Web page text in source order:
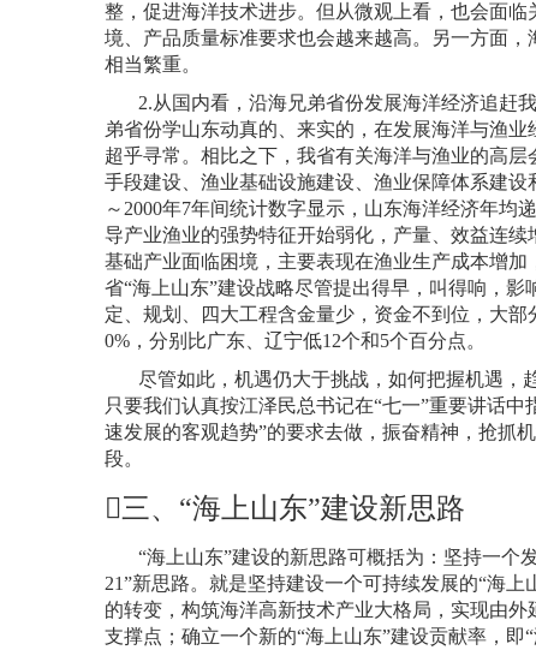
整，促进海洋技术进步。但从微观上看，也会面
境、产品质量标准要求也会越来越高。另一方面
相当繁重。
2.从国内看，沿海兄弟省份发展海洋经济追赶
弟省份学山东动真的、来实的，在发展海洋与渔
超乎寻常。相比之下，我省有关海洋与渔业的高
手段建设、渔业基础设施建设、渔业保障体系建
～ 2000年7年间统计数字显示，山东海洋经济年均
导产业渔业的强势特征开始弱化，产量、效益连
基础产业面临困境，主要表现在渔业生产成本增
省“海上山东”建设战略尽管提出得早，叫得响，影
定、规划、四大工程含金量少，资金不到位，大部
0% ，分别比广东、辽宁低12个和5个百分点。
尽管如此，机遇仍大于挑战，如何把握机遇，
只要我们认真按江泽民总书记在“七一”重要讲话
速发展的客观趋势”的要求去做，振奋精神，抢抓
段。
三、 “海上山东”建设新思路
“海上山东”建设的新思路可概括为：坚持一个
21”新思路。就是坚持建设一个可持续发展的“海
的转变，构筑海洋高新技术产业大格局，实现由
支撑点；确立一个新的“海上山东”建设贡献率，即“